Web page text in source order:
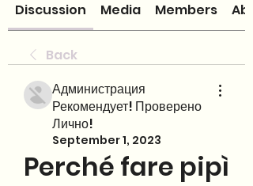
Discussion Media Members
Back
Администрация
Рекомендует! Проверено
Лично!
September 1, 2023
Perché fare pipì